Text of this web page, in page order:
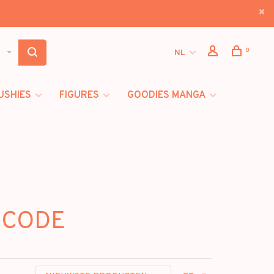
NL 0
FIGURES
GOODIES MANGA